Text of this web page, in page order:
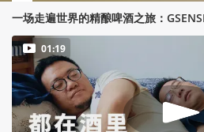
一场走遍世界的精酿啤酒之旅：
01:19